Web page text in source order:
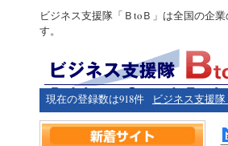
ビジネス支援隊「ＢtoＢ」は全国の企
す。
現在の登録数は918件 ビジネス支援隊